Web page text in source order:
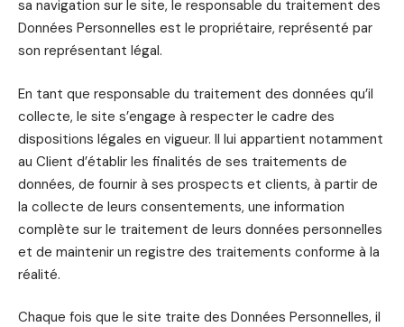
sa navigation sur le site, le responsable du traitement des
Données Personnelles est le propriétaire, représenté par
son représentant légal.
En tant que responsable du traitement des données qu’il
collecte, le site s’engage à respecter le cadre des
dispositions légales en vigueur. Il lui appartient notamment
au Client d’établir les finalités de ses traitements de
données, de fournir à ses prospects et clients, à partir de
la collecte de leurs consentements, une information
complète sur le traitement de leurs données personnelles
et de maintenir un registre des traitements conforme à la
réalité.
Chaque fois que le site traite des Données Personnelles, il